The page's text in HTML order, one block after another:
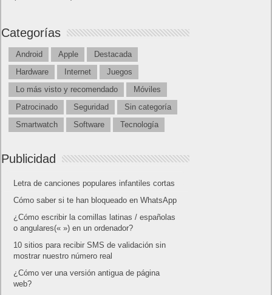
Categorías
Android Apple
Destacada
Hardware
Internet
Juegos
Lo más visto y recomendado
Móviles
Patrocinado
Seguridad
Sin categoría
Smartwatch
Software Tecnología
Publicidad
Letra de canciones populares infantiles cortas
Cómo saber si te han bloqueado en WhatsApp
¿Cómo escribir la comillas latinas / españolas
o angulares(« ») en un ordenador?
10 sitios para recibir SMS de validación sin
mostrar nuestro número real
¿Cómo ver una versión antigua de página
web?